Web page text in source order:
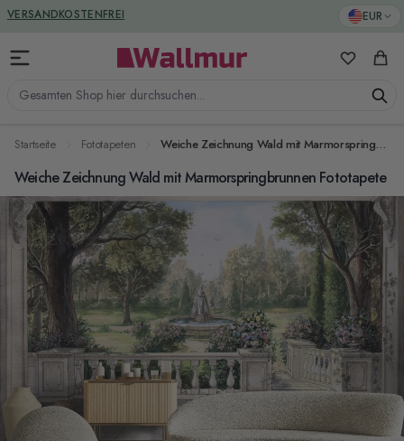
Zum Inhalt springen EUR
Gesamten Shop hier durchsuchen...
Meine
VERSANDKOSTENFREI
GREENGUARD ZERTIFIZIERT
Startseite Fototapeten Weiche Zeichnung Wald mit Marmorspringbrunnen Fototapete
Weiche Zeichnung Wald mit Marmorspringbrunnen Fototapete